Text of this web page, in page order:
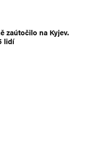
zaútočilo na Kyjev.
lidí